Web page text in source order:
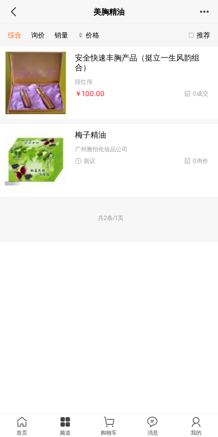
美胸精油
推荐
综合 询价 销量 价格
安全快速丰胸产品（挺立一生风韵组
合）
段红伟
0成交
￥100.00
梅子精油
广州雅怡化妆品公司
0询价
面议
共2条/1页
首页 频道 购物车 消息 我的